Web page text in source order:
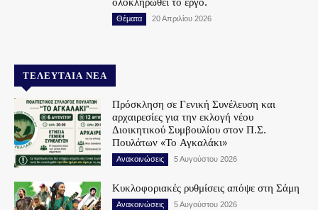
Θέματα 20 Απριλίου 2026
ΤΕΛΕΥΤΑΊΑ ΝΈΑ
Πρόσκληση σε Γενική Συνέλευση και
αρχαιρεσίες για την εκλογή νέου
Διοικητικού Συμβουλίου στον Π.Σ.
Πουλάτων «Το Αγκαλάκι»
Ανακοινώσεις 5 Αυγούστου 2026
Κυκλοφοριακές ρυθμίσεις απόψε στη Σάμη
Ανακοινώσεις 5 Αυγούστου 2026